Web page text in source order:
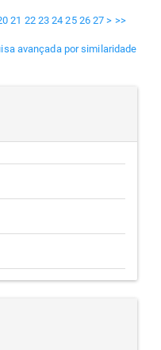
21 22 23 24 25 26 27 > >>
avançada por similaridade